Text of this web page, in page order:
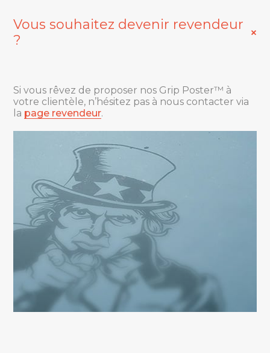
Vous souhaitez devenir revendeur
?
Si vous rêvez de proposer nos Grip Poster™ à
votre clientèle, n’hésitez pas à nous contacter via
la page revendeur.